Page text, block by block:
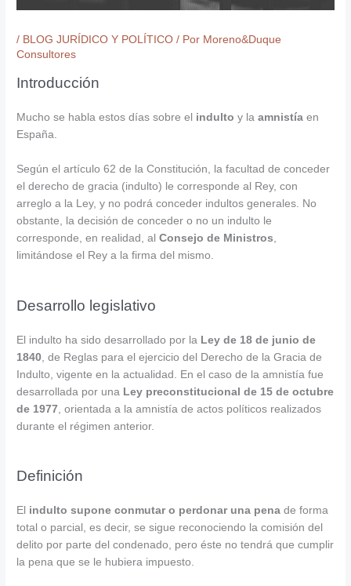
/ BLOG JURÍDICO Y POLÍTICO / Por Moreno&Duque
Consultores
Introducción
Mucho se habla estos días sobre el indulto y laamnistía en
España.
Según el artículo 62 de la Constitución, la facultad de conceder
el derecho de gracia (indulto) le corresponde al Rey, con
arreglo a la Ley, y no podrá conceder indultos generales. No
obstante, la decisión de conceder o no un indulto le
corresponde, en realidad, al Consejo de Ministros,
limitándose el Rey a la firma del mismo.
Desarrollo legislativo
El indulto ha sido desarrollado por la Ley de 18 de junio de
1840 , de Reglas para el ejercicio del Derecho de la Gracia de
Indulto, vigente en la actualidad. En el caso de la amnistía fue
desarrollada por una Ley preconstitucional de 15 de octubre
de 1977 , orientada a la amnistía de actos políticos realizados
durante el régimen anterior.
Definición
El indulto supone conmutar o perdonar una pena de forma
total o parcial, es decir, se sigue reconociendo la comisión del
delito por parte del condenado, pero éste no tendrá que cumplir
la pena que se le hubiera impuesto.